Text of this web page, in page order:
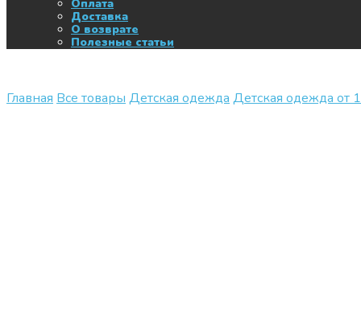
Оплата
Доставка
О возврате
Полезные статьи
Главная Все товары Детская одежда Детская одежда от